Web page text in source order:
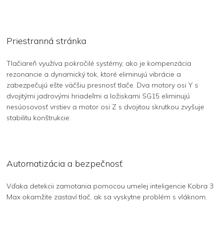
Priestranná stránka
Tlačiareň využíva pokročilé systémy, ako je kompenzácia
rezonancie a dynamický tok, ktoré eliminujú vibrácie a
zabezpečujú ešte väčšiu presnosť tlače. Dva motory osi Y s
dvojitými jadrovými hriadeľmi a ložiskami SG15 eliminujú
nesúosovosť vrstiev a motor osi Z s dvojitou skrutkou zvyšuje
stabilitu konštrukcie.
Automatizácia a bezpečnosť
Vďaka detekcii zamotania pomocou umelej inteligencie Kobra 3
Max okamžite zastaví tlač, ak sa vyskytne problém s vláknom.